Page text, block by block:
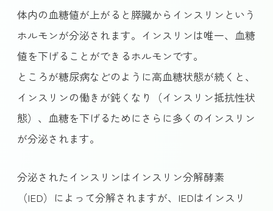
体内の血糖値が上がると膵臓からインスリンという
ホルモンが分泌されます。インスリンは唯一、血糖
値を下げることができるホルモンです。
ところが糖尿病などのように高血糖状態が続くと、
インスリンの働きが鈍くなり（インスリン抵抗性状
態）、血糖を下げるためにさらに多くのインスリン
が分泌されます。
分泌されたインスリンはインスリン分解酵素
（IED）によって分解されますが、IEDはインスリ